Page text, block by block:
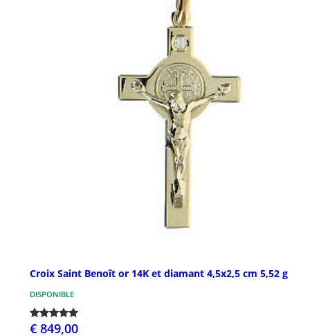
Croix Saint Benoît or 14K et diamant 4,5x2,5 cm 5,52 g
DISPONIBLE
€ 849,00